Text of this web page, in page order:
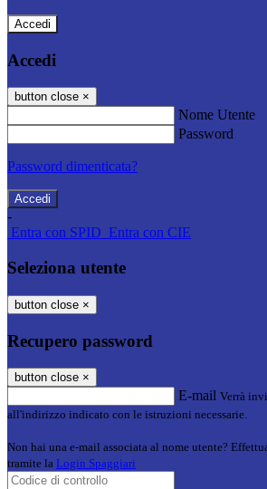
Accedi
Accedi
button close ×
Nome Utente
Password
Password dimenticata?
-
Entra con SPID Entra con CIE
Seleziona utente
button close ×
Recupero password
button close ×
E-mail Verrà
all'indirizzo indicato con le istruzioni necessarie.
Non hai una e-mail associata al nome utente?
tramite la Login Spaggiari